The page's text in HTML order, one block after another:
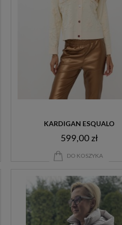
KARDIGAN ESQUALO
599,00 zł
DO KOSZYKA